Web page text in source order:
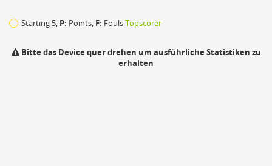
Starting 5, P: Points, F: FoulsTopscorer
Bitte das Device quer drehen um ausführliche Statistiken zu
erhalten